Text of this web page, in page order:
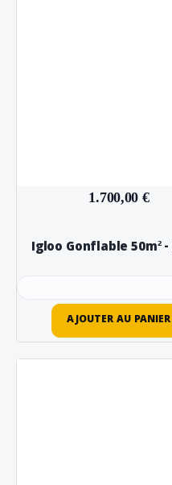
1.700,00 €
Igloo Gonflable 50m²
AJOUTER AU PANIER